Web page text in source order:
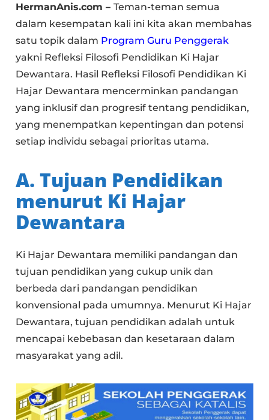
HermanAnis.com –Teman-teman semua
dalam kesempatan kali ini kita akan membahas
satu topik dalam Program Guru Penggerak
yakni Refleksi Filosofi Pendidikan Ki Hajar
Dewantara. Hasil Refleksi Filosofi Pendidikan Ki
Hajar Dewantara mencerminkan pandangan
yang inklusif dan progresif tentang pendidikan,
yang menempatkan kepentingan dan potensi
setiap individu sebagai prioritas utama.
A. Tujuan Pendidikan
menurut Ki Hajar
Dewantara
Ki Hajar Dewantara memiliki pandangan dan
tujuan pendidikan yang cukup unik dan
berbeda dari pandangan pendidikan
konvensional pada umumnya. Menurut Ki Hajar
Dewantara, tujuan pendidikan adalah untuk
mencapai kebebasan dan kesetaraan dalam
masyarakat yang adil.